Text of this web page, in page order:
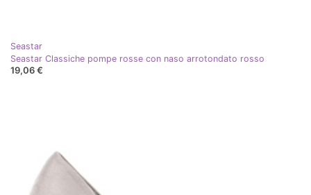
Seastar
Seastar Classiche pompe rosse con naso arrotondato rosso
19,06 €